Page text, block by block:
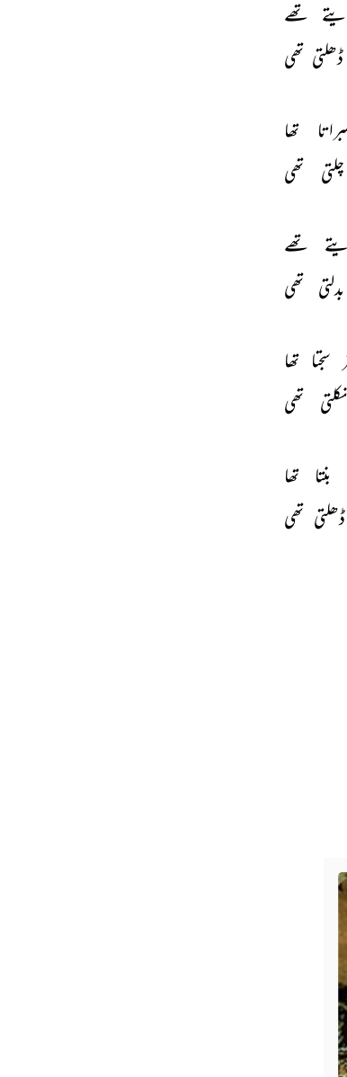
تھے
ڈھلتی تھی
تھا
چلتی تھی
تھے
بدلتی تھی
سجتا تھا
نکلتی تھی
بنتا
تھا
ڈھلتی تھی